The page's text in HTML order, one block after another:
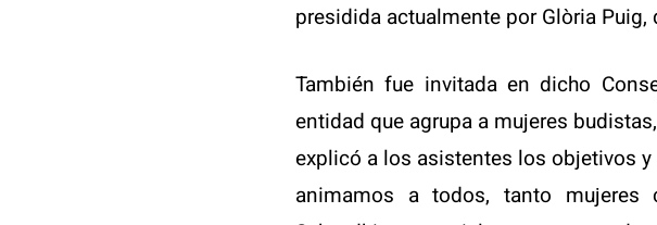
presidida actualmente por Glòria
También fue invitada en dicho
entidad que agrupa a mujeres
explicó a los asistentes los objetivos
animamos a todos, tanto